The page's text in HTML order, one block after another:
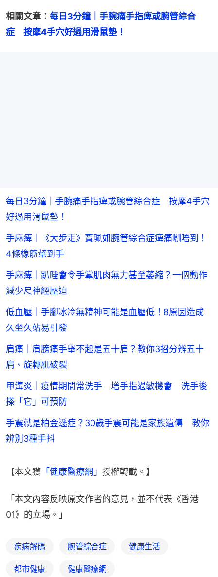
相關文章： 每日3分鐘｜手腕痛手指痺或腕管綜合
症　按摩4手穴好過用滑鼠墊！
每日3分鐘｜手腕痛手指痺或腕管綜合症 按摩4手穴
好過用滑鼠墊！
手麻痺｜《大步走》寶珮如腕管綜合症痺痛瞓唔到！
4條橡筋幫到手
手麻痺｜趴睡會令手掌肌肉無力甚至萎縮？一個動作
減少尺神經壓迫
低血壓｜手腳冰冷無精神可能是血壓低！8原因造成
久坐久站易引發
肩痛｜肩膀痛手舉不起是五十肩？教你3招分辨五十
肩、旋轉肌破裂
甲溝炎｜疫情期間常洗手 增手指過敏機會 洗手後
搽「它」可預防
手震就是柏金遜症？30歲手震可能是家族遺傳 教你
辨別3種手抖
【本文獲 「健康醫療網」 授權轉載。】
「本文內容反映原文作者的意見，並不代表《香港
01》的立場。」
疾病解碼 腕管綜合症 健康生活
都市健康 健康醫療網